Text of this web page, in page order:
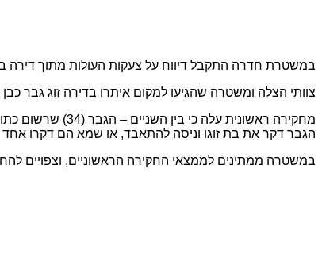
במשטרת חדרה התקבל דיווח על צעקות העולות מתוך דירה
צוותי הצלה ומשטרה שהגיעו למקום איתרו בדירה זוג גבר כבן 34 ואישה כבת 27 כשהם דקורים בכל חלקי גופם ופינו אותם לבית החולים הלל יפה בעיר.
הגבר דקר את בת זוגו וניסה להתאבד, או שמא הם דקרו אחד
במשטרה ממתינים לממצאי החקירה הראשוניים, וצפויים